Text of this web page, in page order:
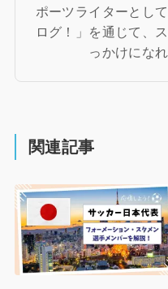
ポーツライターとし
ログ！」を通じて、
っかけにな
関連記事